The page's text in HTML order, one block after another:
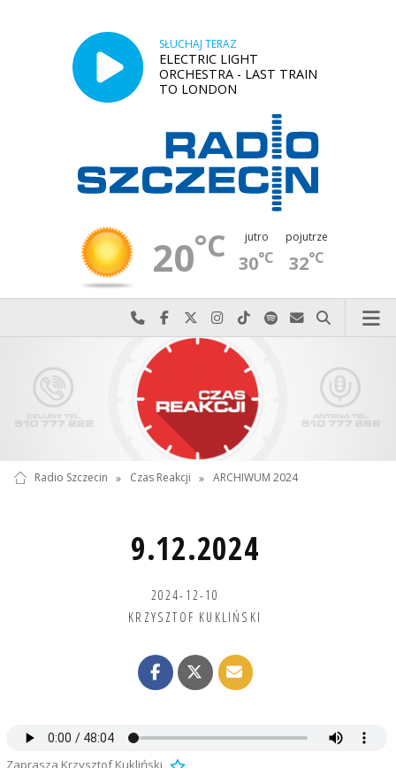
SŁUCHAJ TERAZ
ELECTRIC LIGHT
ORCHESTRA - LAST TRAIN
TO LONDON
20°C jutro
30°C
pojutrze
32°C
Najlepiej po prostu do nas zadzwoń
Odwiedź nas na Facebook-u
Odwiedź nas na X
Odwiedź nas na Instagram-ie
Odwiedź nas na TikTok-u
Szukaj nas na Spotify
Wyślij do nas
Szukaj
Radio Szczecin » Czas Reakcji » ARCHIWUM 2024
9.12.2024
2024-12-10
KRZYSZTOF KUKLIŃSKI
Zaprasza Krzysztof Kukliński